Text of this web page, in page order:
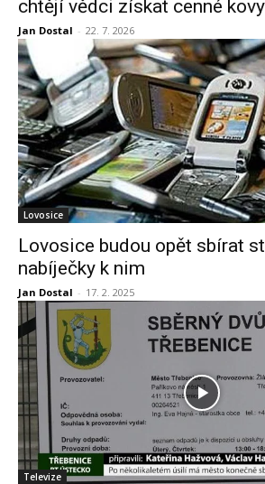
chtějí vědci získat cenné kovy
Jan Dostal - 22. 7. 2026
Lovosice
Lovosice budou opět sbírat
nabíječky k nim
Jan Dostal - 17. 2. 2025
Televize